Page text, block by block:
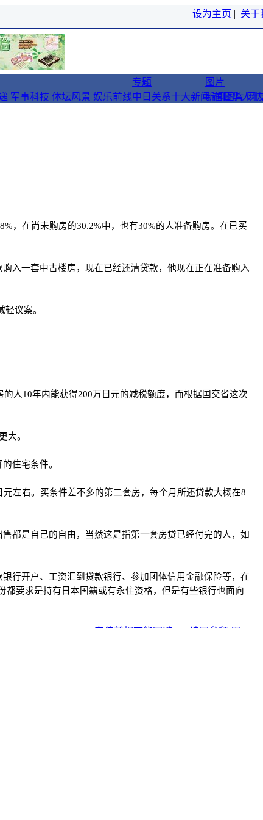
设为主页 | 关于
军事科技 体坛风景 娱乐前线
专题
中日关系十大新闻 在日华人
图片
新闻图片 网
，在尚未购房的30.2%中，也有30%的人准备购房。在已买
入一套中古楼房，现在已经还清贷款，他现在正在准备购入
议案。
人10年内能获得200万日元的减税额度，而根据国交省这次
大。
住宅条件。
左右。买条件差不多的第二套房，每个月所还贷款大概在8
都是自己的自由，当然这是指第一套房贷已经付完的人，如
行开户、工资汇到贷款银行、参加团体信用金融保险等，在
要求是持有日本国籍或有永住资格，但是有些银行也面向
安倍首相可能回避8.15靖国参拜(图) >>